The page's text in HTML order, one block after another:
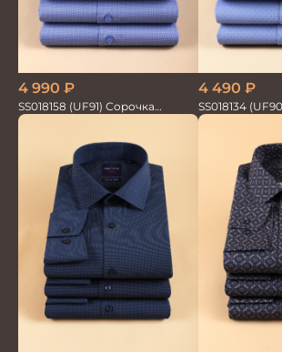
4 990 ₽
SS018158 (UF91) Сорочка
мужская GROSTYLE PRIME
4 490 ₽
SS018134
мужская